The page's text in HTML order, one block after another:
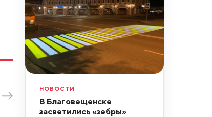
НОВОСТИ
В Благовещенске
засветились «зебры»